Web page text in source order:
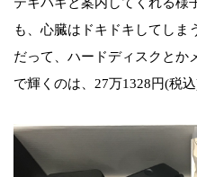
も、心臓はドキドキしてしま
だって、ハードディスクとか
で輝くのは、27万1328円(税込